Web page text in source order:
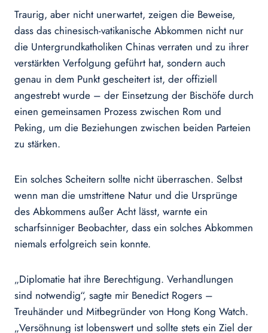
Traurig, aber nicht unerwartet, zeigen die Beweise,
dass das chinesisch-vatikanische Abkommen nicht nur
die Untergrundkatholiken Chinas verraten und zu ihrer
verstärkten Verfolgung geführt hat, sondern auch
genau in dem Punkt gescheitert ist, der offiziell
angestrebt wurde – der Einsetzung der Bischöfe durch
einen gemeinsamen Prozess zwischen Rom und
Peking, um die Beziehungen zwischen beiden Parteien
zu stärken.
Ein solches Scheitern sollte nicht überraschen. Selbst
wenn man die umstrittene Natur und die Ursprünge
des Abkommens außer Acht lässt, warnte ein
scharfsinniger Beobachter, dass ein solches Abkommen
niemals erfolgreich sein konnte.
„Diplomatie hat ihre Berechtigung. Verhandlungen
sind notwendig“, sagte mir Benedict Rogers –
Treuhänder und Mitbegründer von Hong Kong Watch.
„Versöhnung ist lobenswert und sollte stets ein Ziel der